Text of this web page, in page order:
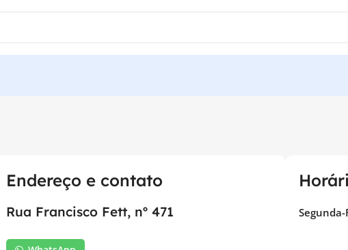
Endereço e contato
Rua Francisco Fett, nº 471 Segunda-